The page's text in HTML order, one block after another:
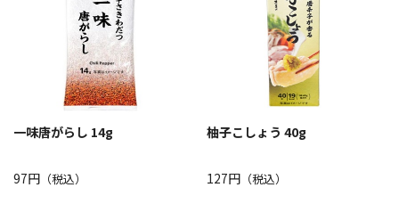
一味唐がらし 14g
97円 （税込）
柚子こしょう 40g
127円（税込）